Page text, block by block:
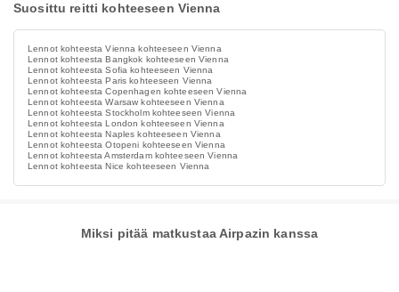
Suosittu reitti kohteeseen Vienna
Lennot kohteesta Vienna kohteeseen Vienna
Lennot kohteesta Bangkok kohteeseen Vienna
Lennot kohteesta Sofia kohteeseen Vienna
Lennot kohteesta Paris kohteeseen Vienna
Lennot kohteesta Copenhagen kohteeseen Vienna
Lennot kohteesta Warsaw kohteeseen Vienna
Lennot kohteesta Stockholm kohteeseen Vienna
Lennot kohteesta London kohteeseen Vienna
Lennot kohteesta Naples kohteeseen Vienna
Lennot kohteesta Otopeni kohteeseen Vienna
Lennot kohteesta Amsterdam kohteeseen Vienna
Lennot kohteesta Nice kohteeseen Vienna
Miksi pitää matkustaa Airpazin kanssa